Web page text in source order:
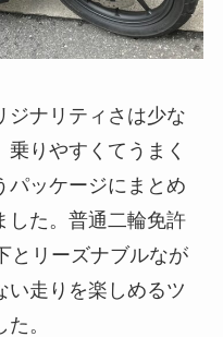
ジナリティさは少な
りやすくてうまく
パッケージにまとめ
した。普通二輪免許
とリーズナブルなが
い走りを楽しめるツ
。